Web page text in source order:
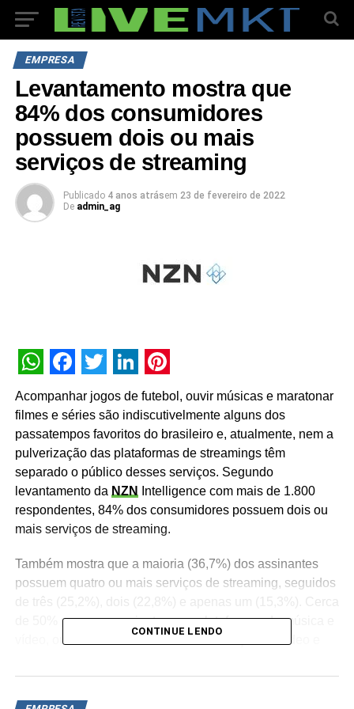
EMPRESA
Levantamento mostra que
84% dos consumidores
possuem dois ou mais
serviços de streaming
Publicado 4 anos atrásem 23 de fevereiro de 2022
De admin_ag
WhatsApp
Facebook
Twitter
LinkedIn
Pinterest
Acompanhar jogos de futebol, ouvir músicas e maratonar
filmes e séries são indiscutivelmente alguns dos
passatempos favoritos do brasileiro e, atualmente, nem a
pulverização das plataformas de streamings têm
separado o público desses serviços. Segundo
levantamento da NZN
Intelligence com mais de 1.800
respondentes, 84% dos consumidores possuem dois ou
mais serviços de streaming.
Também mostra que a maioria (36,7%) dos assinantes
possuem quatro ou mais serviços de streaming, seguidos
de três (25,2%), dois (22,8%) e apenas um (15,3%). Cerca
de 50% possuem assinatura em plataformas de música e
vídeo, outros 44% só aderiram aos serviços de vídeo e
áudio.
CONTINUE LENDO